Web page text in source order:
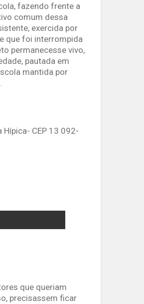
fazendo frente a
comum dessa
exercida por
que foi interrompida
permanecesse vivo,
pautada em
mantida por
Hípica- CEP 13 092-
que queriam
precisassem ficar